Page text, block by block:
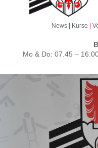
News | Kurse |
Mo & Do: 07.45 –
Sektionen
Service &